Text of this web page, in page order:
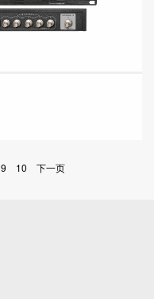
9 10 下一页